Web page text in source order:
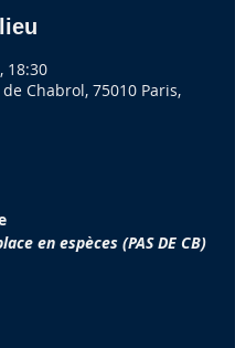
18:30
Chabrol, 75010 Paris,
en espèces (PAS DE CB)